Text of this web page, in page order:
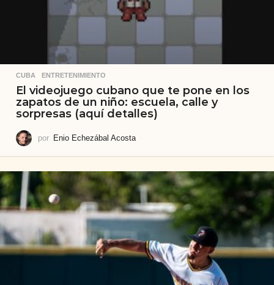
CUBA ,ENTRETENIMIENTO
El videojuego cubano que te pone en los
zapatos de un niño: escuela, calle y
sorpresas (aquí detalles)
por Enio Echezábal Acosta